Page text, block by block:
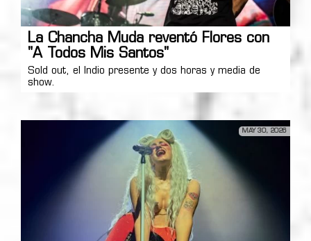
La Chancha Muda reventó Flores con
"A Todos Mis Santos"
Sold out, el Indio presente y dos horas y media de
show.
MAY 30, 2026